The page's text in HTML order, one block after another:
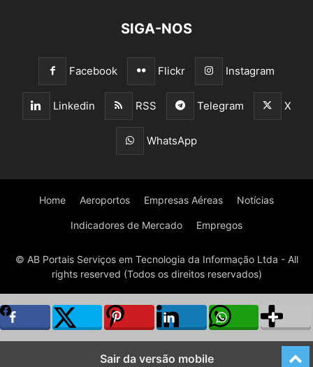
SIGA-NOS
Facebook Flickr Instagram
Linkedin RSS Telegram X
WhatsApp
Home Aeroportos Empresas Aéreas Notícias
Indicadores de Mercado Empregos
© AB Portais Serviços em Tecnologia da Informação Ltda - All
rights reserved (Todos os direitos reservados)
Sair da versão mobile